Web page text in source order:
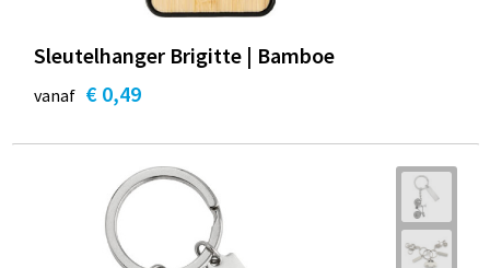
Sleutelhanger Brigitte | Bamboe
vanaf € 0,49